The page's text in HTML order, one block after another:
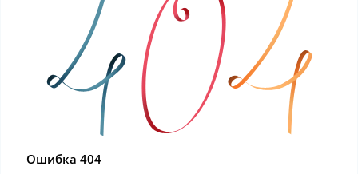
Ошибка 404